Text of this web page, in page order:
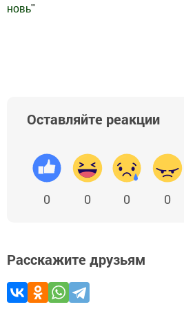
новь"
Оставляйте реакции
0 0 0 0
Расскажите друзьям